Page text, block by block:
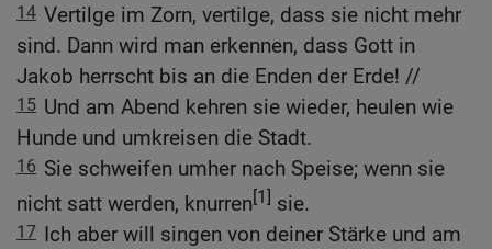
14 Vertilge im Zorn, vertilge, dass sie nicht mehr
sind. Dann wird man erkennen, dass Gott in
Jakob herrscht bis an die Enden der Erde! //
15 Und am Abend kehren sie wieder, heulen wie
Hunde und umkreisen die Stadt.
16 Sie schweifen umher nach Speise; wenn sie
nicht satt werden, knurren[1] sie.
17 Ich aber will singen von deiner Stärke und am